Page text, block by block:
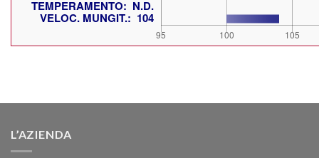
L’AZIENDA